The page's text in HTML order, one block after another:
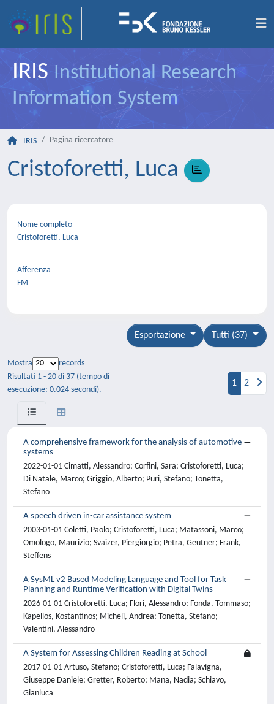
IRIS Institutional Research
Information System
IRIS Pagina ricercatore
Cristoforetti, Luca
Nome completo
Cristoforetti, Luca
Afferenza
FM
Tutti (37)
Esportazione
Mostra
records
Risultati 1 - 20 di 37 (tempo di
esecuzione: 0.024 secondi).
1 2
A comprehensive framework for the analysis of automotive
systems
2022-01-01 Cimatti, Alessandro; Corfini, Sara; Cristoforetti, Luca;
Di Natale, Marco; Griggio, Alberto; Puri, Stefano; Tonetta,
Stefano
A speech driven in-car assistance system
2003-01-01 Coletti, Paolo; Cristoforetti, Luca; Matassoni, Marco;
Omologo, Maurizio; Svaizer, Piergiorgio; Petra, Geutner; Frank,
Steffens
A SysML v2 Based Modeling Language and Tool for Task
Planning and Runtime Verification with Digital Twins
2026-01-01 Cristoforetti, Luca; Flori, Alessandro; Fonda, Tommaso;
Kapellos, Kostantinos; Micheli, Andrea; Tonetta, Stefano;
Valentini, Alessandro
A System for Assessing Children Reading at School
2017-01-01 Artuso, Stefano; Cristoforetti, Luca; Falavigna,
Giuseppe Daniele; Gretter, Roberto; Mana, Nadia; Schiavo,
Gianluca